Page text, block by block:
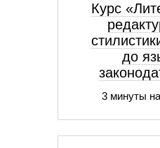
Курс
до
3 минуты